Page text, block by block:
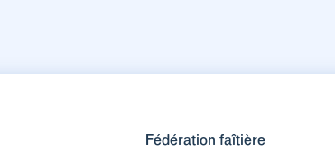
Fédération faîtière